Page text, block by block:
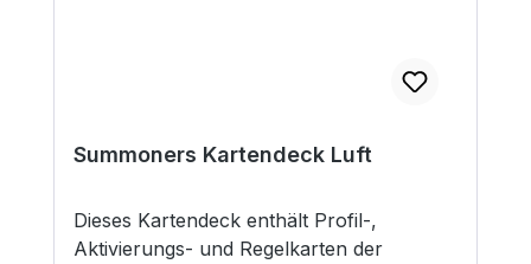
Summoners Kartendeck Luft
Dieses Kartendeck enthält Profil-,
Aktivierungs- und Regelkarten der